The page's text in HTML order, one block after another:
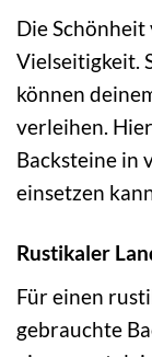
Die
Vielseitigkeit.
können
verleihen.
Backsteine in
einsetzen
Rustikaler
Für einen
gebrauchte